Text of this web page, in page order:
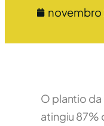
novembro
O plantio
atingiu 87%